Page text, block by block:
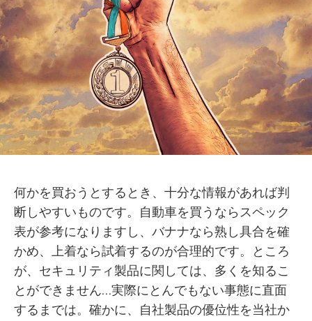
何かを買おうとするとき、十分な情報があれば判
断しやすいものです。自動車を買うならスペック
表が参考になりますし、バナナなら熟し具合を確
かめ、上着なら試着するのが合理的です。ところ
が、セキュリティ製品に関しては、多くを知るこ
とができません…実際にとんでもない事態に直面
するまでは。確かに、自社製品の優位性を当社か